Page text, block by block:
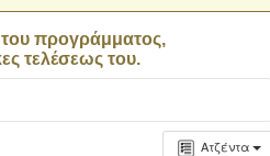
προγράμματος,
τελέσεως του.
Ατζέντα